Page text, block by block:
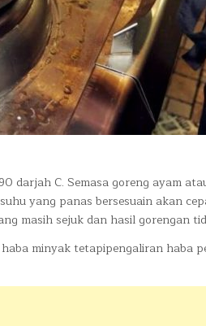
darjah C. Semasa goreng ayam
yang panas bersesuain akan
masih sejuk dan hasil gorengan
minyak tetapipengaliran haba